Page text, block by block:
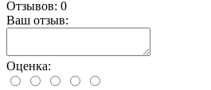
Отзывов: 0
Ваш отзыв:
Оценка: